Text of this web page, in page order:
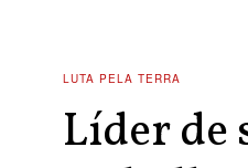
LUTA PELA TERRA
Líder de